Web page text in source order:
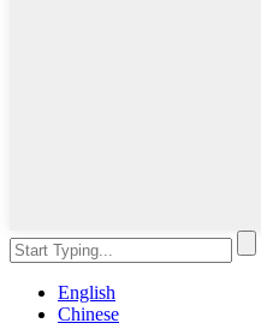
English
Chinese